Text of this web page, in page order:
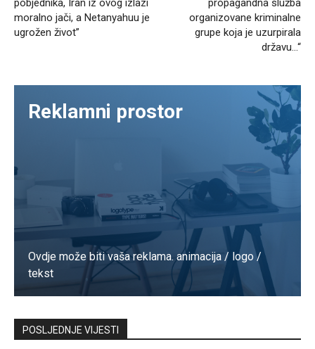
pobjednika, Iran iz ovog izlazi
moralno jači, a Netanyahuu je
ugrožen život”
propagandna služba
organizovane kriminalne
grupe koja je uzurpirala
državu…“
Reklamni prostor
Ovdje može biti vaša reklama. animacija / logo /
tekst
Kontaktirajte nas
POSLJEDNJE VIJESTI